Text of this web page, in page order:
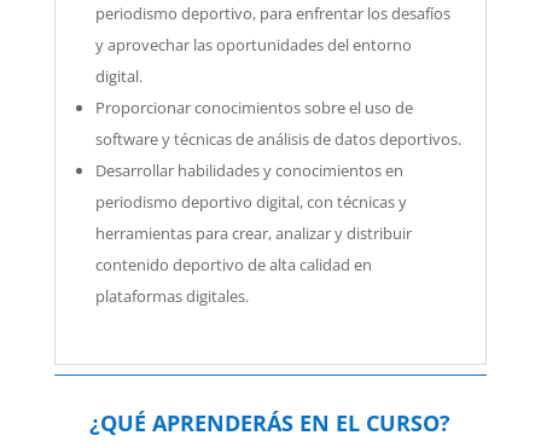
periodismo deportivo, para enfrentar los desafíos
y aprovechar las oportunidades del entorno
digital.
Proporcionar conocimientos sobre el uso de
software y técnicas de análisis de datos deportivos.
Desarrollar habilidades y conocimientos en
periodismo deportivo digital, con técnicas y
herramientas para crear, analizar y distribuir
contenido deportivo de alta calidad en
plataformas digitales.
¿QUÉ APRENDERÁS EN EL CURSO?